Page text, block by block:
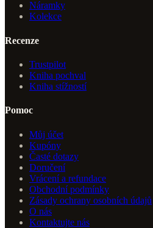
Náramky
Kolekce
Recenze
Trustpilot
Kniha pochval
Kniha stížností
Pomoc
Můj účet
Kupóny
Časté dotazy
Doručení
Vrácení a refundace
Obchodní podmínky
Zásady ochrany osobních údajů
O nás
Kontaktujte nás